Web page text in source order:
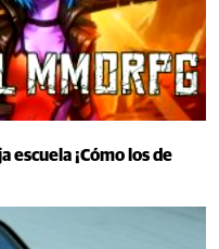
escuela ¡Cómo los de